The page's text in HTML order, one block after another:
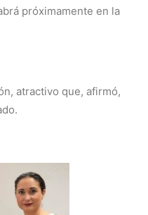
próximamente en la
atractivo que, afirmó,